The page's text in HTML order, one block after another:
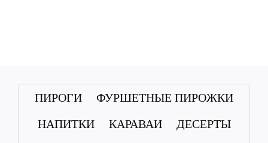
ПИРОГИ
ФУРШЕТНЫЕ ПИРОЖКИ
НАПИТКИ
КАРАВАИ
ДЕСЕРТЫ